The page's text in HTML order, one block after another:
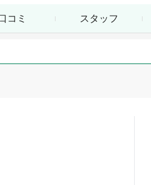
コミ スタッフ